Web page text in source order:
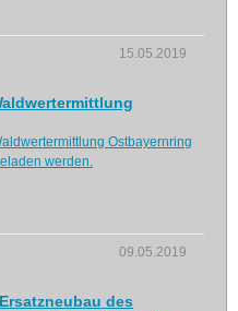
15.05.2019
Ostbayernring
werden.
09.05.2019
des